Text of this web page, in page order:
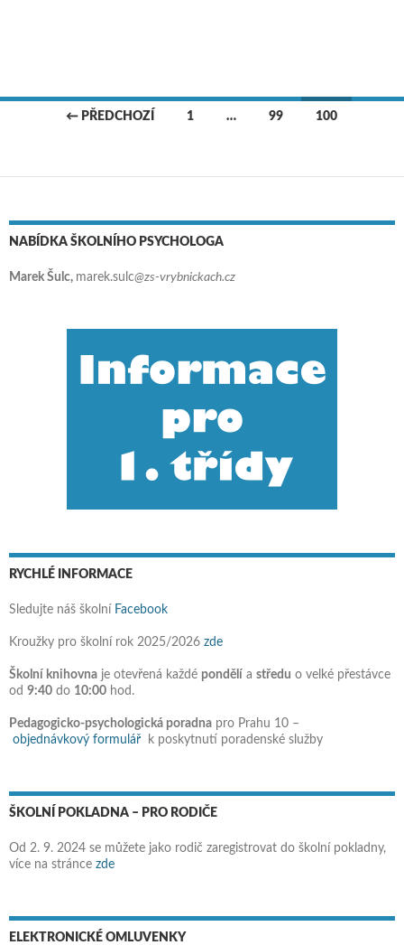
← PŘEDCHOZÍ 1 … 99 100
NABÍDKA ŠKOLNÍHO PSYCHOLOGA
Marek Šulc, marek.sulc@zs-vrybnickach.cz
RYCHLÉ INFORMACE
Sledujte náš školní Facebook
Kroužky pro školní rok 2025/2026 zde
Školní knihovna je otevřená každé pondělí a středu o velké přestávce
od 9:40 do 10:00 hod.
Pedagogicko-psychologická poradna pro Prahu 10 –
objednávkový formulář k poskytnutí poradenské služby
ŠKOLNÍ POKLADNA – PRO RODIČE
Od 2. 9. 2024 se můžete jako rodič zaregistrovat do školní pokladny,
více na stránce zde
ELEKTRONICKÉ OMLUVENKY